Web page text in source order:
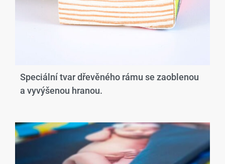
Speciální tvar dřevěného rámu se zaoblenou
a vyvýšenou hranou.​